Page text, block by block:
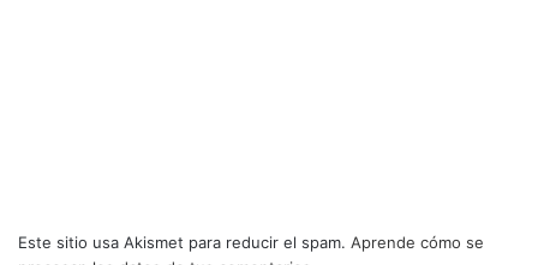
Este sitio usa Akismet para reducir el spam. Aprende cómo se